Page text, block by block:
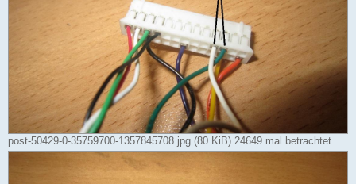
post-50429-0-35759700-1357845708.jpg (80 KiB) 24649 mal betrachtet